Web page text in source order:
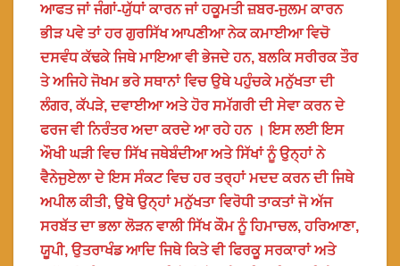
ਆਫਤ ਜਾਂ ਜੰਗਾਂ-ਯੁੱਧਾਂ ਕਾਰਨ ਜਾਂ ਹਕੂਮਤੀ ਜ਼ਬਰ-ਜੁਲਮ ਕਾਰਨ
ਭੀੜ ਪਵੇ ਤਾਂ ਹਰ ਗੁਰਸਿੱਖ ਆਪਣੀਆ ਨੇਕ ਕਮਾਈਆ ਵਿਚੋ
ਦਸਵੰਧ ਕੱਢਕੇ ਜਿਥੇ ਮਾਇਆ ਵੀ ਭੇਜਦੇ ਹਨ, ਬਲਕਿ ਸਰੀਰਕ ਤੌਰ
ਤੇ ਅਜਿਹੇ ਜੋਖਮ ਭਰੇ ਸਥਾਨਾਂ ਵਿਚ ਉਥੇ ਪਹੁੰਚਕੇ ਮਨੁੱਖਤਾ ਦੀ
ਲੰਗਰ, ਕੱਪੜੇ, ਦਵਾਈਆ ਅਤੇ ਹੋਰ ਸਮੱਗਰੀ ਦੀ ਸੇਵਾ ਕਰਨ ਦੇ
ਫਰਜ ਵੀ ਨਿਰੰਤਰ ਅਦਾ ਕਰਦੇ ਆ ਰਹੇ ਹਨ । ਇਸ ਲਈ ਇਸ
ਔਖੀ ਘੜੀ ਵਿਚ ਸਿੱਖ ਜਥੇਬੰਦੀਆ ਅਤੇ ਸਿੱਖਾਂ ਨੂੰ ਉਨ੍ਹਾਂ ਨੇ
ਵੈਨੇਜੁਏਲਾ ਦੇ ਇਸ ਸੰਕਟ ਵਿਚ ਹਰ ਤਰ੍ਹਾਂ ਮਦਦ ਕਰਨ ਦੀ ਜਿਥੇ
ਅਪੀਲ ਕੀਤੀ, ਉਥੇ ਉਨ੍ਹਾਂ ਮਨੁੱਖਤਾ ਵਿਰੋਧੀ ਤਾਕਤਾਂ ਜੋ ਅੱਜ
ਸਰਬੱਤ ਦਾ ਭਲਾ ਲੋੜਨ ਵਾਲੀ ਸਿੱਖ ਕੌਮ ਨੂੰ ਹਿਮਾਚਲ, ਹਰਿਆਣਾ,
ਯੂਪੀ, ਉਤਰਾਖੰਡ ਆਦਿ ਜਿਥੇ ਕਿਤੇ ਵੀ ਫਿਰਕੂ ਸਰਕਾਰਾਂ ਅਤੇ